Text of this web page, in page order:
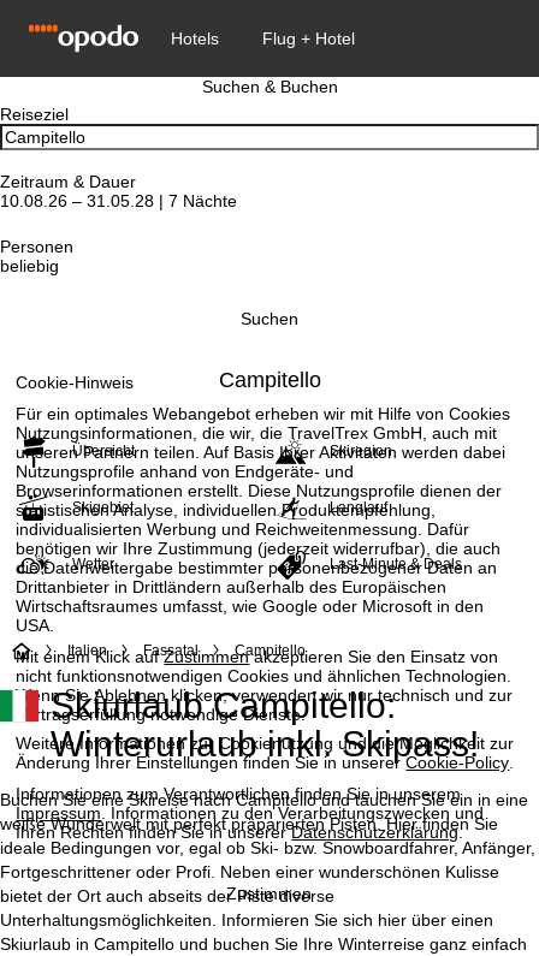
Cookie-Hinweis
Für ein optimales Webangebot erheben wir mit Hilfe von Cookies
Nutzungsinformationen, die wir, die TravelTrex GmbH, auch mit
unseren Partnern teilen. Auf Basis Ihrer Aktivitäten werden dabei
Nutzungsprofile anhand von Endgeräte- und
Browserinformationen erstellt. Diese Nutzungsprofile dienen der
statistischen Analyse, individuellen Produktempfehlung,
individualisierten Werbung und Reichweitenmessung. Dafür
benötigen wir Ihre Zustimmung (jederzeit widerrufbar), die auch
die Datenweitergabe bestimmter personenbezogener Daten an
Drittanbieter in Drittländern außerhalb des Europäischen
Wirtschaftsraumes umfasst, wie Google oder Microsoft in den
USA.
Mit einem Klick aufZustimmenakzeptieren Sie den Einsatz von
nicht funktionsnotwendigen Cookies und ähnlichen Technologien.
Wenn SieAblehnenklicken, verwenden wir nur technisch und zur
Vertragserfüllung notwendige Dienste.
Weitere Informationen zur Cookienutzung und die Möglichkeit zur
Änderung Ihrer Einstellungen finden Sie in unsererCookie-Policy
Informationen zum Verantwortlichen finden Sie in unserem
Impressum . Informationen zu den Verarbeitungszwecken und
Ihren Rechten finden Sie in unsererDatenschutzerklärung.
Zustimmen
Suchen & Buchen
Reiseziel
Zeitraum & Dauer
10.08.26 – 31.05.28 | 7 Nächte
Personen
beliebig
Suchen
Campitello
Übersicht Skiregion
Skigebiet Langlauf
Wetter Last-Minute & Deals
S
t
a
r
t
s
e
Italien Fassatal Campitello
Skiurlaub Campitello:
Winterurlaub inkl. Skipass!
Buchen Sie eine Skireise nach Campitello und tauchen Sie ein in eine
weiße Wunderwelt mit perfekt präparierten Pisten. Hier finden Sie
ideale Bedingungen vor, egal ob Ski- bzw. Snowboardfahrer, Anfänger,
Fortgeschrittener oder Profi. Neben einer wunderschönen Kulisse
bietet der Ort auch abseits der Piste diverse
Unterhaltungsmöglichkeiten. Informieren Sie sich hier über einen
Skiurlaub in Campitello und buchen Sie Ihre Winterreise ganz einfach